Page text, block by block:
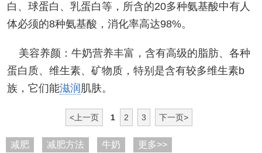
白、球蛋白、乳蛋白等，所含的20多种氨基酸中有人
体必须的8种氨基酸，消化率高达98%。
美容养颜：牛奶营养丰富，含有高级的脂肪、各种
蛋白质、维生素、矿物质，特别是含有较多维生素b
族，它们能滋润 肌肤。
<上一页 1 2 3 下一页>
减肥 减肥方法 牛奶 更多>>